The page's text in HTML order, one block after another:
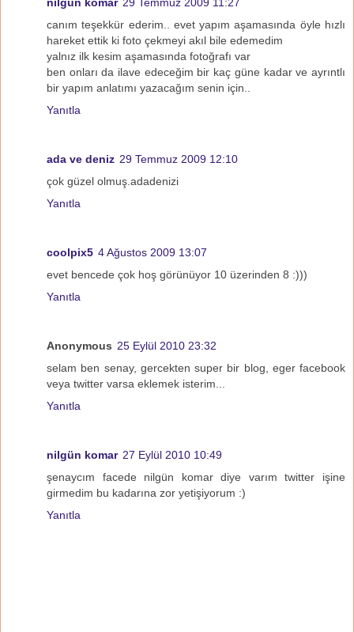
canım teşekkür ederim.. evet yapım aşamasında öyle hızlı
hareket ettik ki foto çekmeyi akıl bile edemedim
yalnız ilk kesim aşamasında fotoğrafı var
ben onları da ilave edeceğim bir kaç güne kadar ve ayrıntlı
bir yapım anlatımı yazacağım senin için..
Yanıtla
ada ve deniz 29 Temmuz 2009 12:10
çok güzel olmuş.adadenizi
Yanıtla
coolpix5 4 Ağustos 2009 13:07
evet bencede çok hoş görünüyor 10 üzerinden 8 :)))
Yanıtla
Anonymous 25 Eylül 2010 23:32
selam ben senay, gercekten super bir blog, eger facebook
veya twitter varsa eklemek isterim...
Yanıtla
nilgün komar 27 Eylül 2010 10:49
şenaycım facede nilgün komar diye varım twitter işine
girmedim bu kadarına zor yetişiyorum :)
Yanıtla